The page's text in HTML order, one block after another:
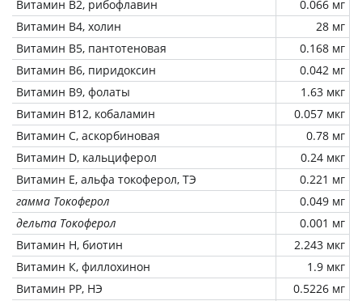
Витамин В2, рибофлавин
0.066 мг
Витамин В4, холин
28 мг
Витамин В5, пантотеновая
0.168 мг
Витамин В6, пиридоксин
0.042 мг
Витамин В9, фолаты
1.63 мкг
Витамин В12, кобаламин
0.057 мкг
Витамин C, аскорбиновая
0.78 мг
Витамин D, кальциферол
0.24 мкг
Витамин Е, альфа токоферол, ТЭ
0.221 мг
гамма Токоферол
0.049 мг
дельта Токоферол
0.001 мг
Витамин Н, биотин
2.243 мкг
Витамин К, филлохинон
1.9 мкг
Витамин РР, НЭ
0.5226 мг